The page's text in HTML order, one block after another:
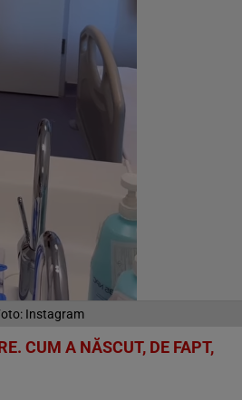
Instagram
CUM A NĂSCUT, DE FAPT,